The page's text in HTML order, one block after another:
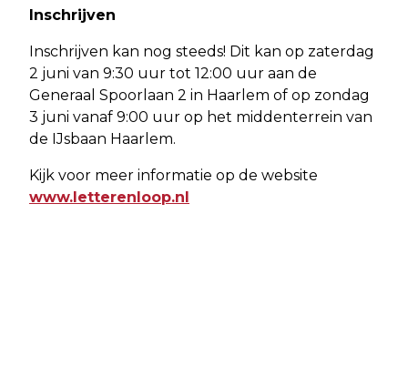
Inschrijven
Inschrijven kan nog steeds! Dit kan op zaterdag
2 juni van 9:30 uur tot 12:00 uur aan de
Generaal Spoorlaan 2 in Haarlem of op zondag
3 juni vanaf 9:00 uur op het middenterrein van
de IJsbaan Haarlem.
Kijk voor meer informatie op de website
www.letterenloop.nl